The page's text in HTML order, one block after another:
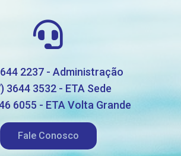
2237 - Administração
3644 3532 - ETA Sede
6055 - ETA Volta Grande
Fale Conosco